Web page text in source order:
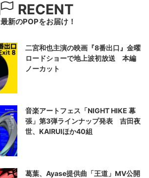
RECENT
最新のPOPをお届け！
二宮和也主演の映画『8番出口』金曜
ロードショーで地上波初放送 本編
ノーカット
音楽アートフェス「NIGHT HIKE 幕
張」第3弾ラインナップ発表 吉田夜
世、KAIRUIほか40組
葛葉、Ayase提供曲「王道」MV公開